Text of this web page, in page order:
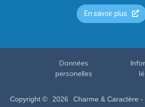
En savoir plus
Copyright © 2026 Charme & Caractère
Données
personelles